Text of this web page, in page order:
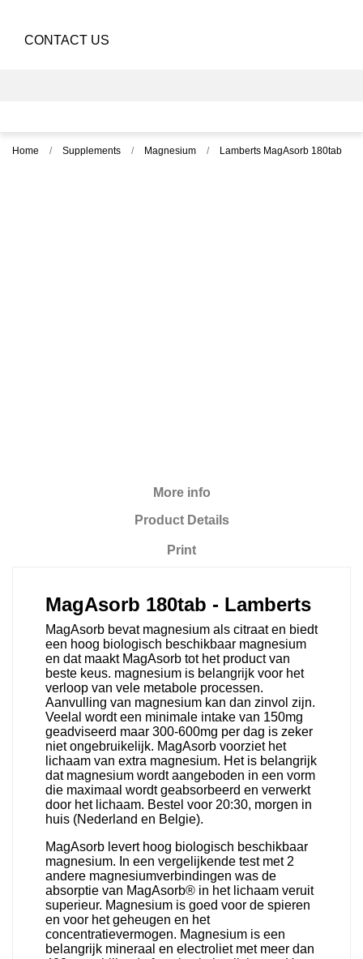
CONTACT US
Home Supplements Magnesium Lamberts MagAsorb 180tab
More info
Product Details
Print
MagAsorb 180tab - Lamberts
MagAsorb bevat magnesium als citraat en biedt
een hoog biologisch beschikbaar magnesium
en dat maakt MagAsorb tot het product van
beste keus. magnesium is belangrijk voor het
verloop van vele metabole processen.
Aanvulling van magnesium kan dan zinvol zijn.
Veelal wordt een minimale intake van 150mg
geadviseerd maar 300-600mg per dag is zeker
niet ongebruikelijk. MagAsorb voorziet het
lichaam van extra magnesium. Het is belangrijk
dat magnesium wordt aangeboden in een vorm
die maximaal wordt geabsorbeerd en verwerkt
door het lichaam. Bestel voor 20:30, morgen in
huis (Nederland en Belgie).
MagAsorb levert hoog biologisch beschikbaar
magnesium. In een vergelijkende test met 2
andere magnesiumverbindingen was de
absorptie van MagAsorb® in het lichaam veruit
superieur. Magnesium is goed voor de spieren
en voor het geheugen en het
concentratievermogen. Magnesium is een
belangrijk mineraal en electroliet met meer dan